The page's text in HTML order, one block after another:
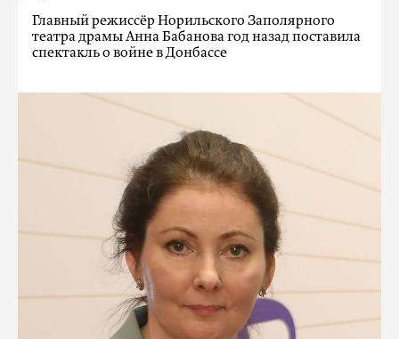
Главный режиссёр Норильского Заполярного
театра драмы Анна Бабанова год назад поставила
спектакль о войне в Донбассе